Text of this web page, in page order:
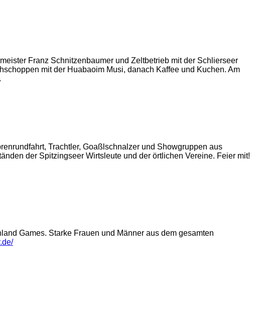
Franz Schnitzenbaumer und Zeltbetrieb mit der Schlierseer
mit der Huabaoim Musi, danach Kaffee und Kuchen. Am
Trachtler, Goaßlschnalzer und Showgruppen aus
der Spitzingseer Wirtsleute und der örtlichen Vereine. Feier mit!
Games. Starke Frauen und Männer aus dem gesamten